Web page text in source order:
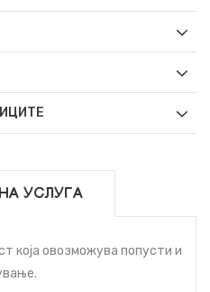
УСЛУГА
која овозможува попусти и